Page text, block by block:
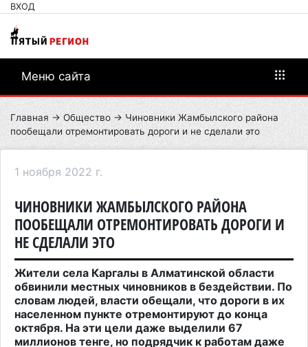
ВХОД
Меню сайта
Главная → Общество → Чиновники Жамбылского района
пообещали отремонтировать дороги и не сделали это
1 ноября 2022 г.
ЧИНОВНИКИ ЖАМБЫЛСКОГО РАЙОНА
ПООБЕЩАЛИ ОТРЕМОНТИРОВАТЬ ДОРОГИ И
НЕ СДЕЛАЛИ ЭТО
Жители села Каргалы в Алматинской области
обвинили местных чиновников в бездействии. По
словам людей, власти обещали, что дороги в их
населенном пункте отремонтируют до конца
октября. На эти цели даже выделили 67
миллионов тенге, но подрядчик к работам даже